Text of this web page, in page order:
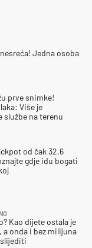
Jedna osoba
prve snimke!
Više je
na terenu
od čak 32,6
gdje idu bogati
Kao dijete ostala je
a onda i bez milijuna